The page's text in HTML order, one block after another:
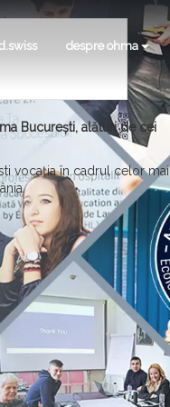
despre ohma
București, alături de cei
vocația în cadrul celor mai